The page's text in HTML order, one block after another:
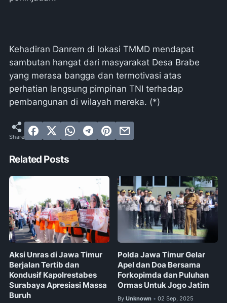
Kehadiran Danrem di lokasi TMMD mendapat
sambutan hangat dari masyarakat Desa Brabe
yang merasa bangga dan termotivasi atas
perhatian langsung pimpinan TNI terhadap
pembangunan di wilayah mereka. (*)
Related Posts
Aksi Unras di Jawa Timur
Berjalan Tertib dan
Kondusif Kapolrestabes
Surabaya Apresiasi Massa
Buruh
Polda Jawa Timur Gelar
Apel dan Doa Bersama
Forkopimda dan Puluhan
Ormas Untuk Jogo Jatim
By Unknown • 02 Sep, 2025